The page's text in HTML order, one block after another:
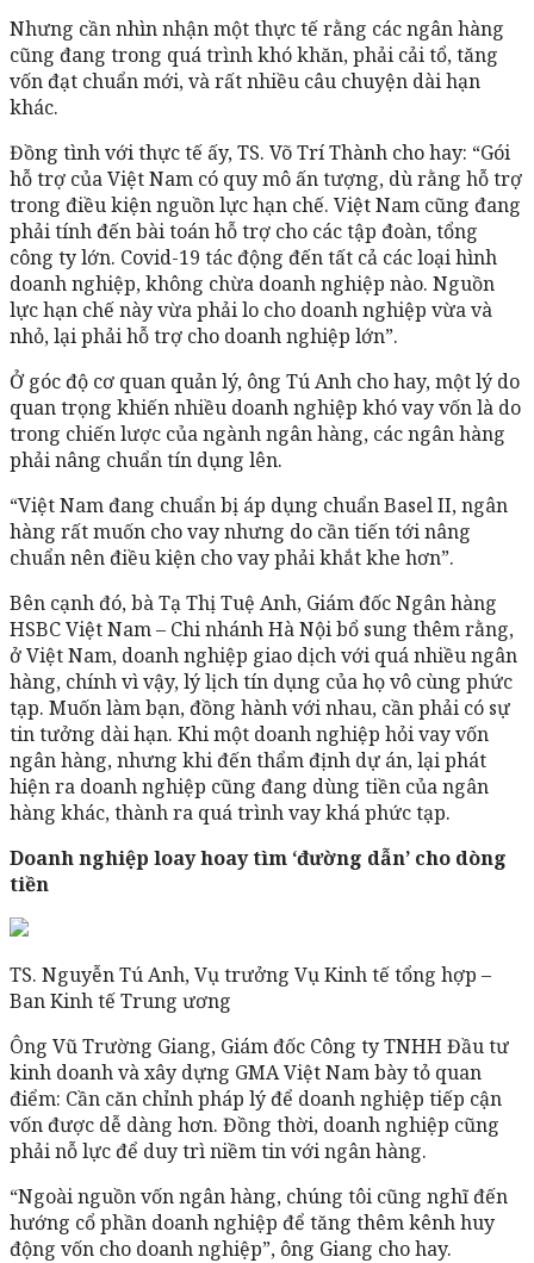
Nhưng cần nhìn nhận một thực tế rằng các ngân hàng
cũng đang trong quá trình khó khăn, phải cải tổ, tăng
vốn đạt chuẩn mới, và rất nhiều câu chuyện dài hạn
khác.
Đồng tình với thực tế ấy, TS. Võ Trí Thành cho hay: “Gói
hỗ trợ của Việt Nam có quy mô ấn tượng, dù rằng hỗ trợ
trong điều kiện nguồn lực hạn chế. Việt Nam cũng đang
phải tính đến bài toán hỗ trợ cho các tập đoàn, tổng
công ty lớn. Covid-19 tác động đến tất cả các loại hình
doanh nghiệp, không chừa doanh nghiệp nào. Nguồn
lực hạn chế này vừa phải lo cho doanh nghiệp vừa và
nhỏ, lại phải hỗ trợ cho doanh nghiệp lớn”.
Ở góc độ cơ quan quản lý, ông Tú Anh cho hay, một lý do
quan trọng khiến nhiều doanh nghiệp khó vay vốn là do
trong chiến lược của ngành ngân hàng, các ngân hàng
phải nâng chuẩn tín dụng lên.
“Việt Nam đang chuẩn bị áp dụng chuẩn Basel II, ngân
hàng rất muốn cho vay nhưng do cần tiến tới nâng
chuẩn nên điều kiện cho vay phải khắt khe hơn”.
Bên cạnh đó, bà Tạ Thị Tuệ Anh, Giám đốc Ngân hàng
HSBC Việt Nam – Chi nhánh Hà Nội bổ sung thêm rằng,
ở Việt Nam, doanh nghiệp giao dịch với quá nhiều ngân
hàng, chính vì vậy, lý lịch tín dụng của họ vô cùng phức
tạp. Muốn làm bạn, đồng hành với nhau, cần phải có sự
tin tưởng dài hạn. Khi một doanh nghiệp hỏi vay vốn
ngân hàng, nhưng khi đến thẩm định dự án, lại phát
hiện ra doanh nghiệp cũng đang dùng tiền của ngân
hàng khác, thành ra quá trình vay khá phức tạp.
Doanh nghiệp loay hoay tìm ‘đường dẫn’ cho dòng
tiền
TS. Nguyễn Tú Anh, Vụ trưởng Vụ Kinh tế tổng hợp –
Ban Kinh tế Trung ương
Ông Vũ Trường Giang, Giám đốc Công ty TNHH Đầu tư
kinh doanh và xây dựng GMA Việt Nam bày tỏ quan
điểm: Cần căn chỉnh pháp lý để doanh nghiệp tiếp cận
vốn được dễ dàng hơn. Đồng thời, doanh nghiệp cũng
phải nỗ lực để duy trì niềm tin với ngân hàng.
“Ngoài nguồn vốn ngân hàng, chúng tôi cũng nghĩ đến
hướng cổ phần doanh nghiệp để tăng thêm kênh huy
động vốn cho doanh nghiệp”, ông Giang cho hay.